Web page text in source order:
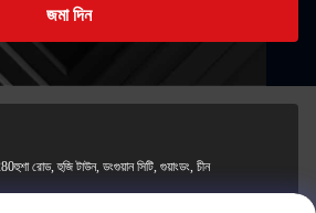
জমা দিন
রোড, হুজি টাউন, ডংগুয়ান সিটি, গুয়াংডং, চীন